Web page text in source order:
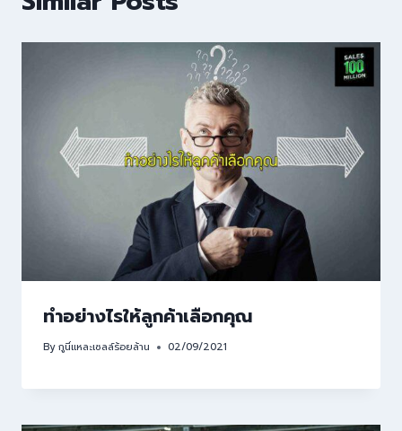
ทำอย่างไรให้ลูกค้าเลือกคุณ
Byกูนี่แหละเซลล์ร้อยล้าน 02/09/2021